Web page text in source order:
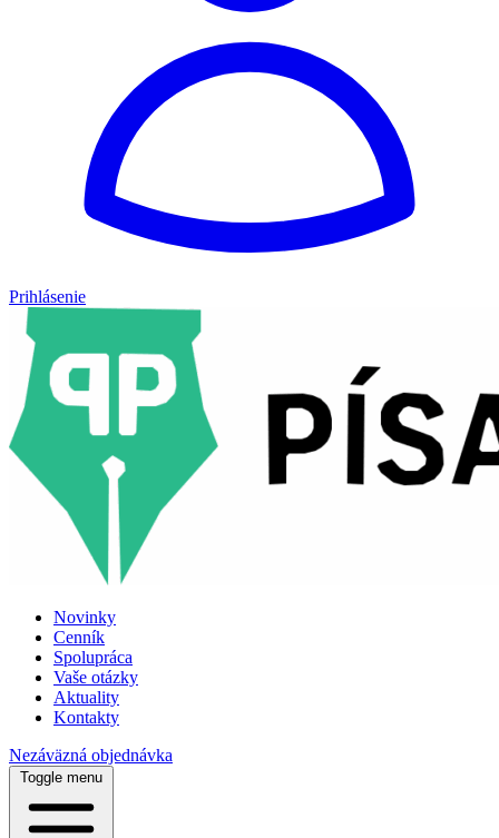
Prihlásenie
Novinky
Cenník
Spolupráca
Vaše otázky
Aktuality
Kontakty
Nezáväzná objednávka
Toggle menu